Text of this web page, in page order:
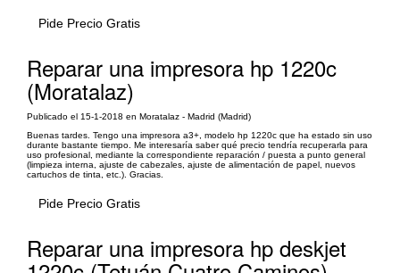
Pide Precio Gratis
Reparar una impresora hp 1220c
(Moratalaz)
Publicado el 15-1-2018 en Moratalaz - Madrid (Madrid)
Buenas tardes. Tengo una impresora a3+, modelo hp 1220c que ha estado sin uso
durante bastante tiempo. Me interesaría saber qué precio tendría recuperarla para
uso profesional, mediante la correspondiente reparación / puesta a punto general
(limpieza interna, ajuste de cabezales, ajuste de alimentación de papel, nuevos
cartuchos de tinta, etc.). Gracias.
Pide Precio Gratis
Reparar una impresora hp deskjet